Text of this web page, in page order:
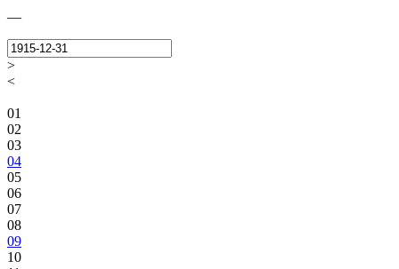
—
>
<
01
02
03
04
05
06
07
08
09
10